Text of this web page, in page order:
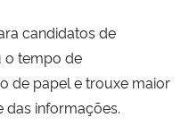
candidatos de
o tempo de
de papel e trouxe maior
das informações.